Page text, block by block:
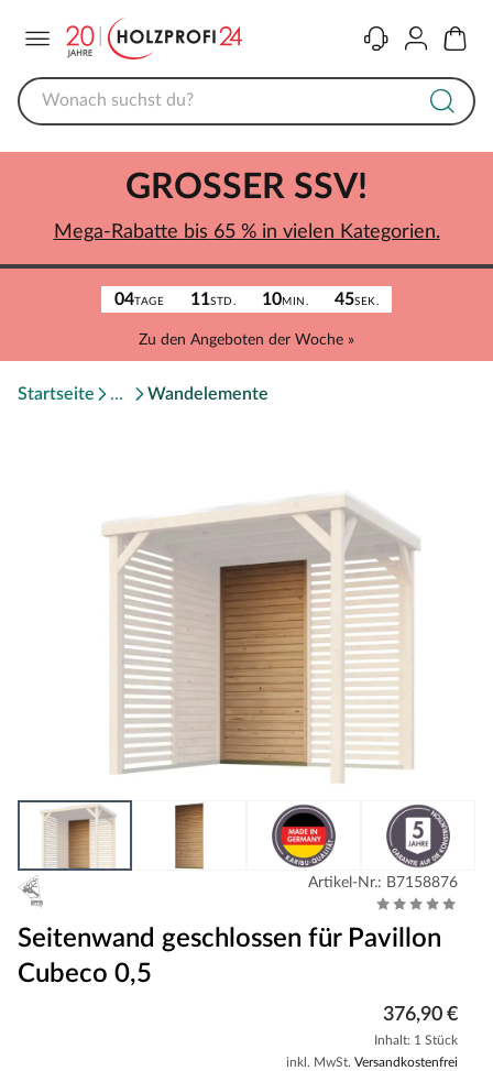
KontaktKonto
04TAGE 11STD. 10MIN. 45SEK.
Zu den Angeboten der Woche »
GROSSER SSV!
Mega-Rabatte bis 65 % in vielen Kategorien.
Startseite Wandelemente
Artikel-Nr.: B7158876
Seitenwand geschlossen für Pavillon
Cubeco 0,5
376,90 €
Inhalt: 1 Stück
inkl. MwSt. Versandkostenfrei